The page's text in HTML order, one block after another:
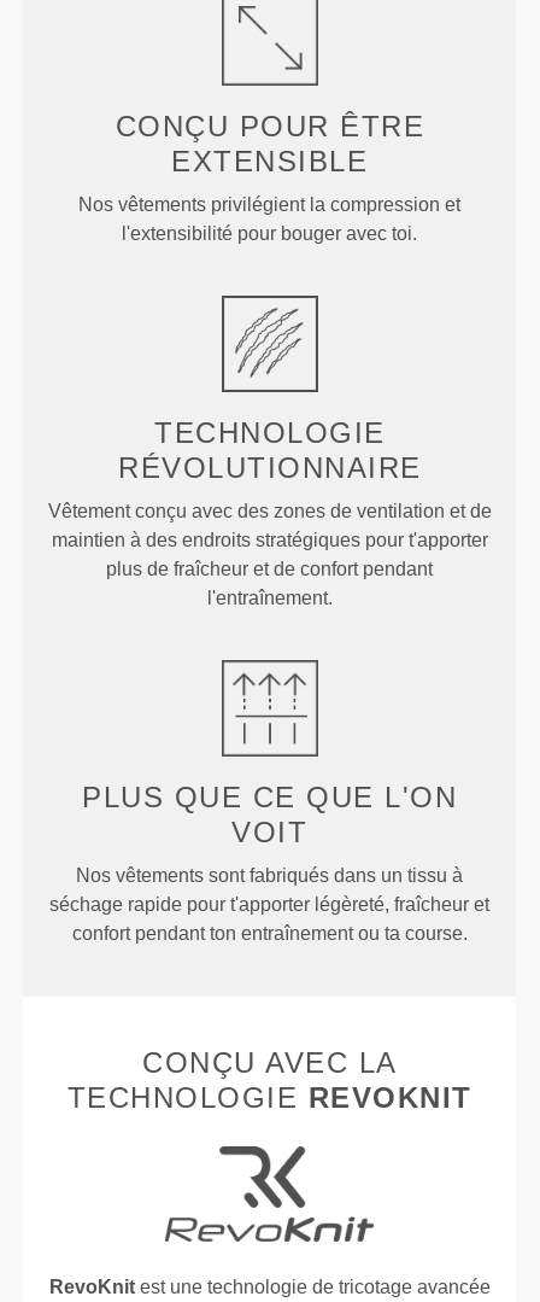
CONÇU POUR ÊTRE
EXTENSIBLE
Nos vêtements privilégient la compression et
l'extensibilité pour bouger avec toi.
TECHNOLOGIE
RÉVOLUTIONNAIRE
Vêtement conçu avec des zones de ventilation et de
maintien à des endroits stratégiques pour t'apporter
plus de fraîcheur et de confort pendant
l'entraînement.
PLUS QUE CE QUE L'ON
VOIT
Nos vêtements sont fabriqués dans un tissu à
séchage rapide pour t'apporter légèreté, fraîcheur et
confort pendant ton entraînement ou ta course.
CONÇU AVEC LA
TECHNOLOGIE REVOKNIT
RevoKnitest une technologie de tricotage avancée